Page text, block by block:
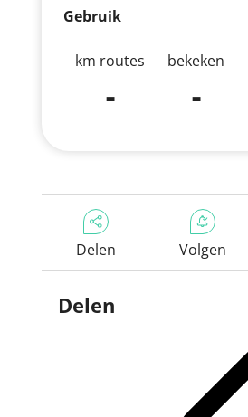
Gebruik
km routes
-
bekeken
-
Delen Volgen
Delen